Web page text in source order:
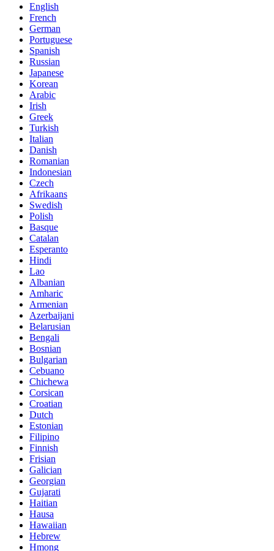
English
French
German
Portuguese
Spanish
Russian
Japanese
Korean
Arabic
Irish
Greek
Turkish
Italian
Danish
Romanian
Indonesian
Czech
Afrikaans
Swedish
Polish
Basque
Catalan
Esperanto
Hindi
Lao
Albanian
Amharic
Armenian
Azerbaijani
Belarusian
Bengali
Bosnian
Bulgarian
Cebuano
Chichewa
Corsican
Croatian
Dutch
Estonian
Filipino
Finnish
Frisian
Galician
Georgian
Gujarati
Haitian
Hausa
Hawaiian
Hebrew
Hmong